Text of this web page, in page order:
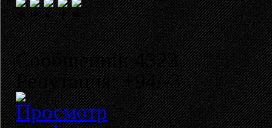
Сообщений: 4323
Репутация: +94/-3